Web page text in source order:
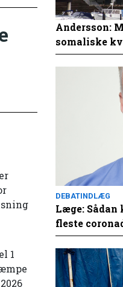
1
Andersson:
somaliske
DEBATINDLÆG
Læge: Sådan
fleste